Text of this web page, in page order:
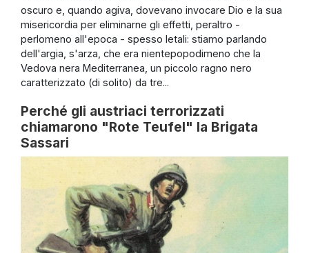
oscuro e, quando agiva, dovevano invocare Dio e la sua
misericordia per eliminarne gli effetti, peraltro -
perlomeno all'epoca - spesso letali: stiamo parlando
dell'argia, s'arza, che era nientepopodimeno che la
Vedova nera Mediterranea, un piccolo ragno nero
caratterizzato (di solito) da tre...
Perché gli austriaci terrorizzati
chiamarono "Rote Teufel" la Brigata
Sassari